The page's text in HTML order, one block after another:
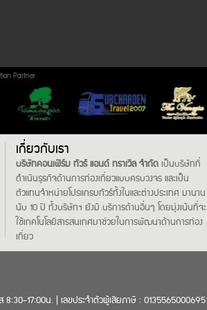
Partner
เกี่ยวกับเรา
บริษัทคอนเฟิร์ม ทัวร์ แอนด์ ทราเวิล จำกัดเป็นบริษัทที่
ดำเนินธุรกิจด้านการท่องเที่ยวแบบครบวงจร และเป็น
ตัวแทนจำหน่ายโปรแกรมทัวร์ทั้งในและต่างประเทศ มานาน
นับ 10 ปี ทั้งบริษัทฯ ยังมี บริการด้านอื่นๆ โดยมุ่งเน้นที่จะ
ใช้เทคโนโลยีสารสนเทศมาช่วยในการพัฒนาด้านการท่อง
เที่ยว
17:00น. | เลขประจำตัวผู้เสียภาษี : 0135565000695